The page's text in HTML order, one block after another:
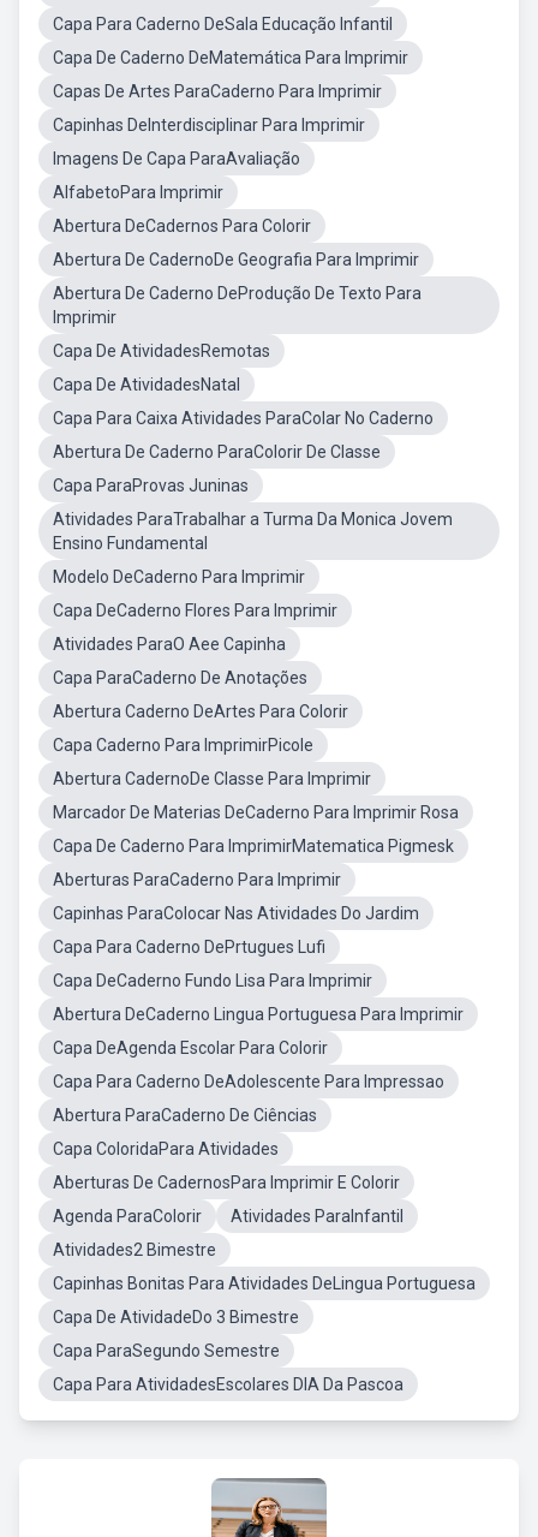
Capa Para Caderno DeSala Educação Infantil
Capa De Caderno DeMatemática Para Imprimir
Capas De Artes ParaCaderno Para Imprimir
Capinhas DeInterdisciplinar Para Imprimir
Imagens De Capa ParaAvaliação
AlfabetoPara Imprimir
Abertura DeCadernos Para Colorir
Abertura De CadernoDe Geografia Para Imprimir
Abertura De Caderno DeProdução De Texto Para
Imprimir
Capa De AtividadesRemotas
Capa De AtividadesNatal
Capa Para Caixa Atividades ParaColar No Caderno
Abertura De Caderno ParaColorir De Classe
Capa ParaProvas Juninas
Atividades ParaTrabalhar a Turma Da Monica Jovem
Ensino Fundamental
Modelo DeCaderno Para Imprimir
Capa DeCaderno Flores Para Imprimir
Atividades ParaO Aee Capinha
Capa ParaCaderno De Anotações
Abertura Caderno DeArtes Para Colorir
Capa Caderno Para ImprimirPicole
Abertura CadernoDe Classe Para Imprimir
Marcador De Materias DeCaderno Para Imprimir Rosa
Capa De Caderno Para ImprimirMatematica Pigmesk
Aberturas ParaCaderno Para Imprimir
Capinhas ParaColocar Nas Atividades Do Jardim
Capa Para Caderno DePrtugues Lufi
Capa DeCaderno Fundo Lisa Para Imprimir
Abertura DeCaderno Lingua Portuguesa Para Imprimir
Capa DeAgenda Escolar Para Colorir
Capa Para Caderno DeAdolescente Para Impressao
Abertura ParaCaderno De Ciências
Capa ColoridaPara Atividades
Aberturas De CadernosPara Imprimir E Colorir
Agenda ParaColorir
Atividades ParaInfantil
Atividades2 Bimestre
Capinhas Bonitas Para Atividades DeLingua Portuguesa
Capa De AtividadeDo 3 Bimestre
Capa ParaSegundo Semestre
Capa Para AtividadesEscolares DIA Da Pascoa